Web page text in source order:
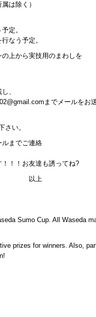
除く）
。
予定。
ら実技用のまわしを
までメールをお送
。
ご連絡
友達も誘ってね?
Sumo Cup. All Waseda
prizes for winners. Also,